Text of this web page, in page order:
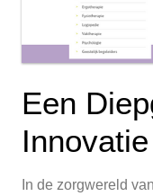
Een
In de zorgwereld